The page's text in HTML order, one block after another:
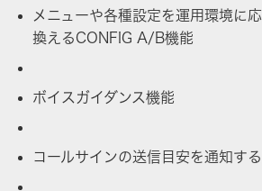
メニューや各種設定を運用環境に
換えるCONFIG A/B機能
ボイスガイダンス機能
コールサインの送信目安を通知す